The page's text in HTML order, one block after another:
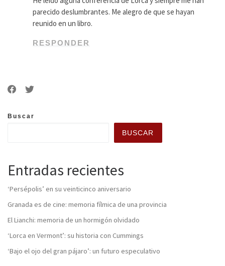
parecido deslumbrantes. Me alegro de que se hayan
reunido en un libro.
RESPONDER
Buscar
BUSCAR
Entradas recientes
‘Persépolis’ en su veinticinco aniversario
Granada es de cine: memoria fílmica de una provincia
El Lianchi: memoria de un hormigón olvidado
‘Lorca en Vermont’: su historia con Cummings
‘Bajo el ojo del gran pájaro’: un futuro especulativo